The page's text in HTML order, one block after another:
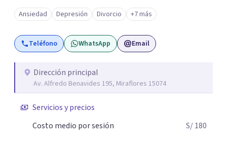
profesionales tienen una sólida formación y experiencia.
Resaltamos que nuestro trabajo es personalizado; es
decir las estrategias de intervención que utilizamos son
diseñadas para resolver la problemática de cada uno de
psicólogos y psicólogas tienen una formación sólida con
estudios de pregrado y postgrado en el Perú y el
España, Reino Unido, Ecuador, Colombia, EEUU, Puerto
Rico y Perú por lo que están preparados para brindarte la
Ansiedad Depresión Divorcio +7 más
Teléfono WhatsApp Email
Dirección principal
Av. Alfredo Benavides 195, Miraflores 15074
Servicios y precios
Costo medio por sesión
S/ 180